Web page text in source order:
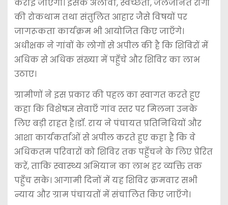
कराई जाएँगी। इसके अलावा, स्वच्छता, जलजनित रोगों
की रोकथाम तथा संतुलित आहार जैसे विषयों पर
जागरूकता कार्यक्रम भी आयोजित किए जाएँगे।
अधीक्षक ने गांवों के लोगों से अपील की है कि शिविरों में
अधिक से अधिक संख्या में पहुँचे और शिविर का लाभ
उठाए।
ग्रामीणों ने इस प्रकार की पहल का स्वागत करते हुए
कहा कि विशेषज्ञ सेवाएँ गांव स्तर पर मिलना उनके
लिए बड़ी राहत है।डॉ. राय ने पंचायत प्रतिनिधियों और
आशा कार्यकर्ताओं से अपील करते हुए कहा है कि वे
अधिकतम परिवारों को शिविर तक पहुँचने के लिए प्रेरित
करें, ताकि स्वास्थ्य अभियान का लाभ हर व्यक्ति तक
पहुँच सके। आगामी दिनों में यह शिविर क्रमवार सभी
न्याय और ग्राम पंचायतों में संचालित किए जाएँगे।